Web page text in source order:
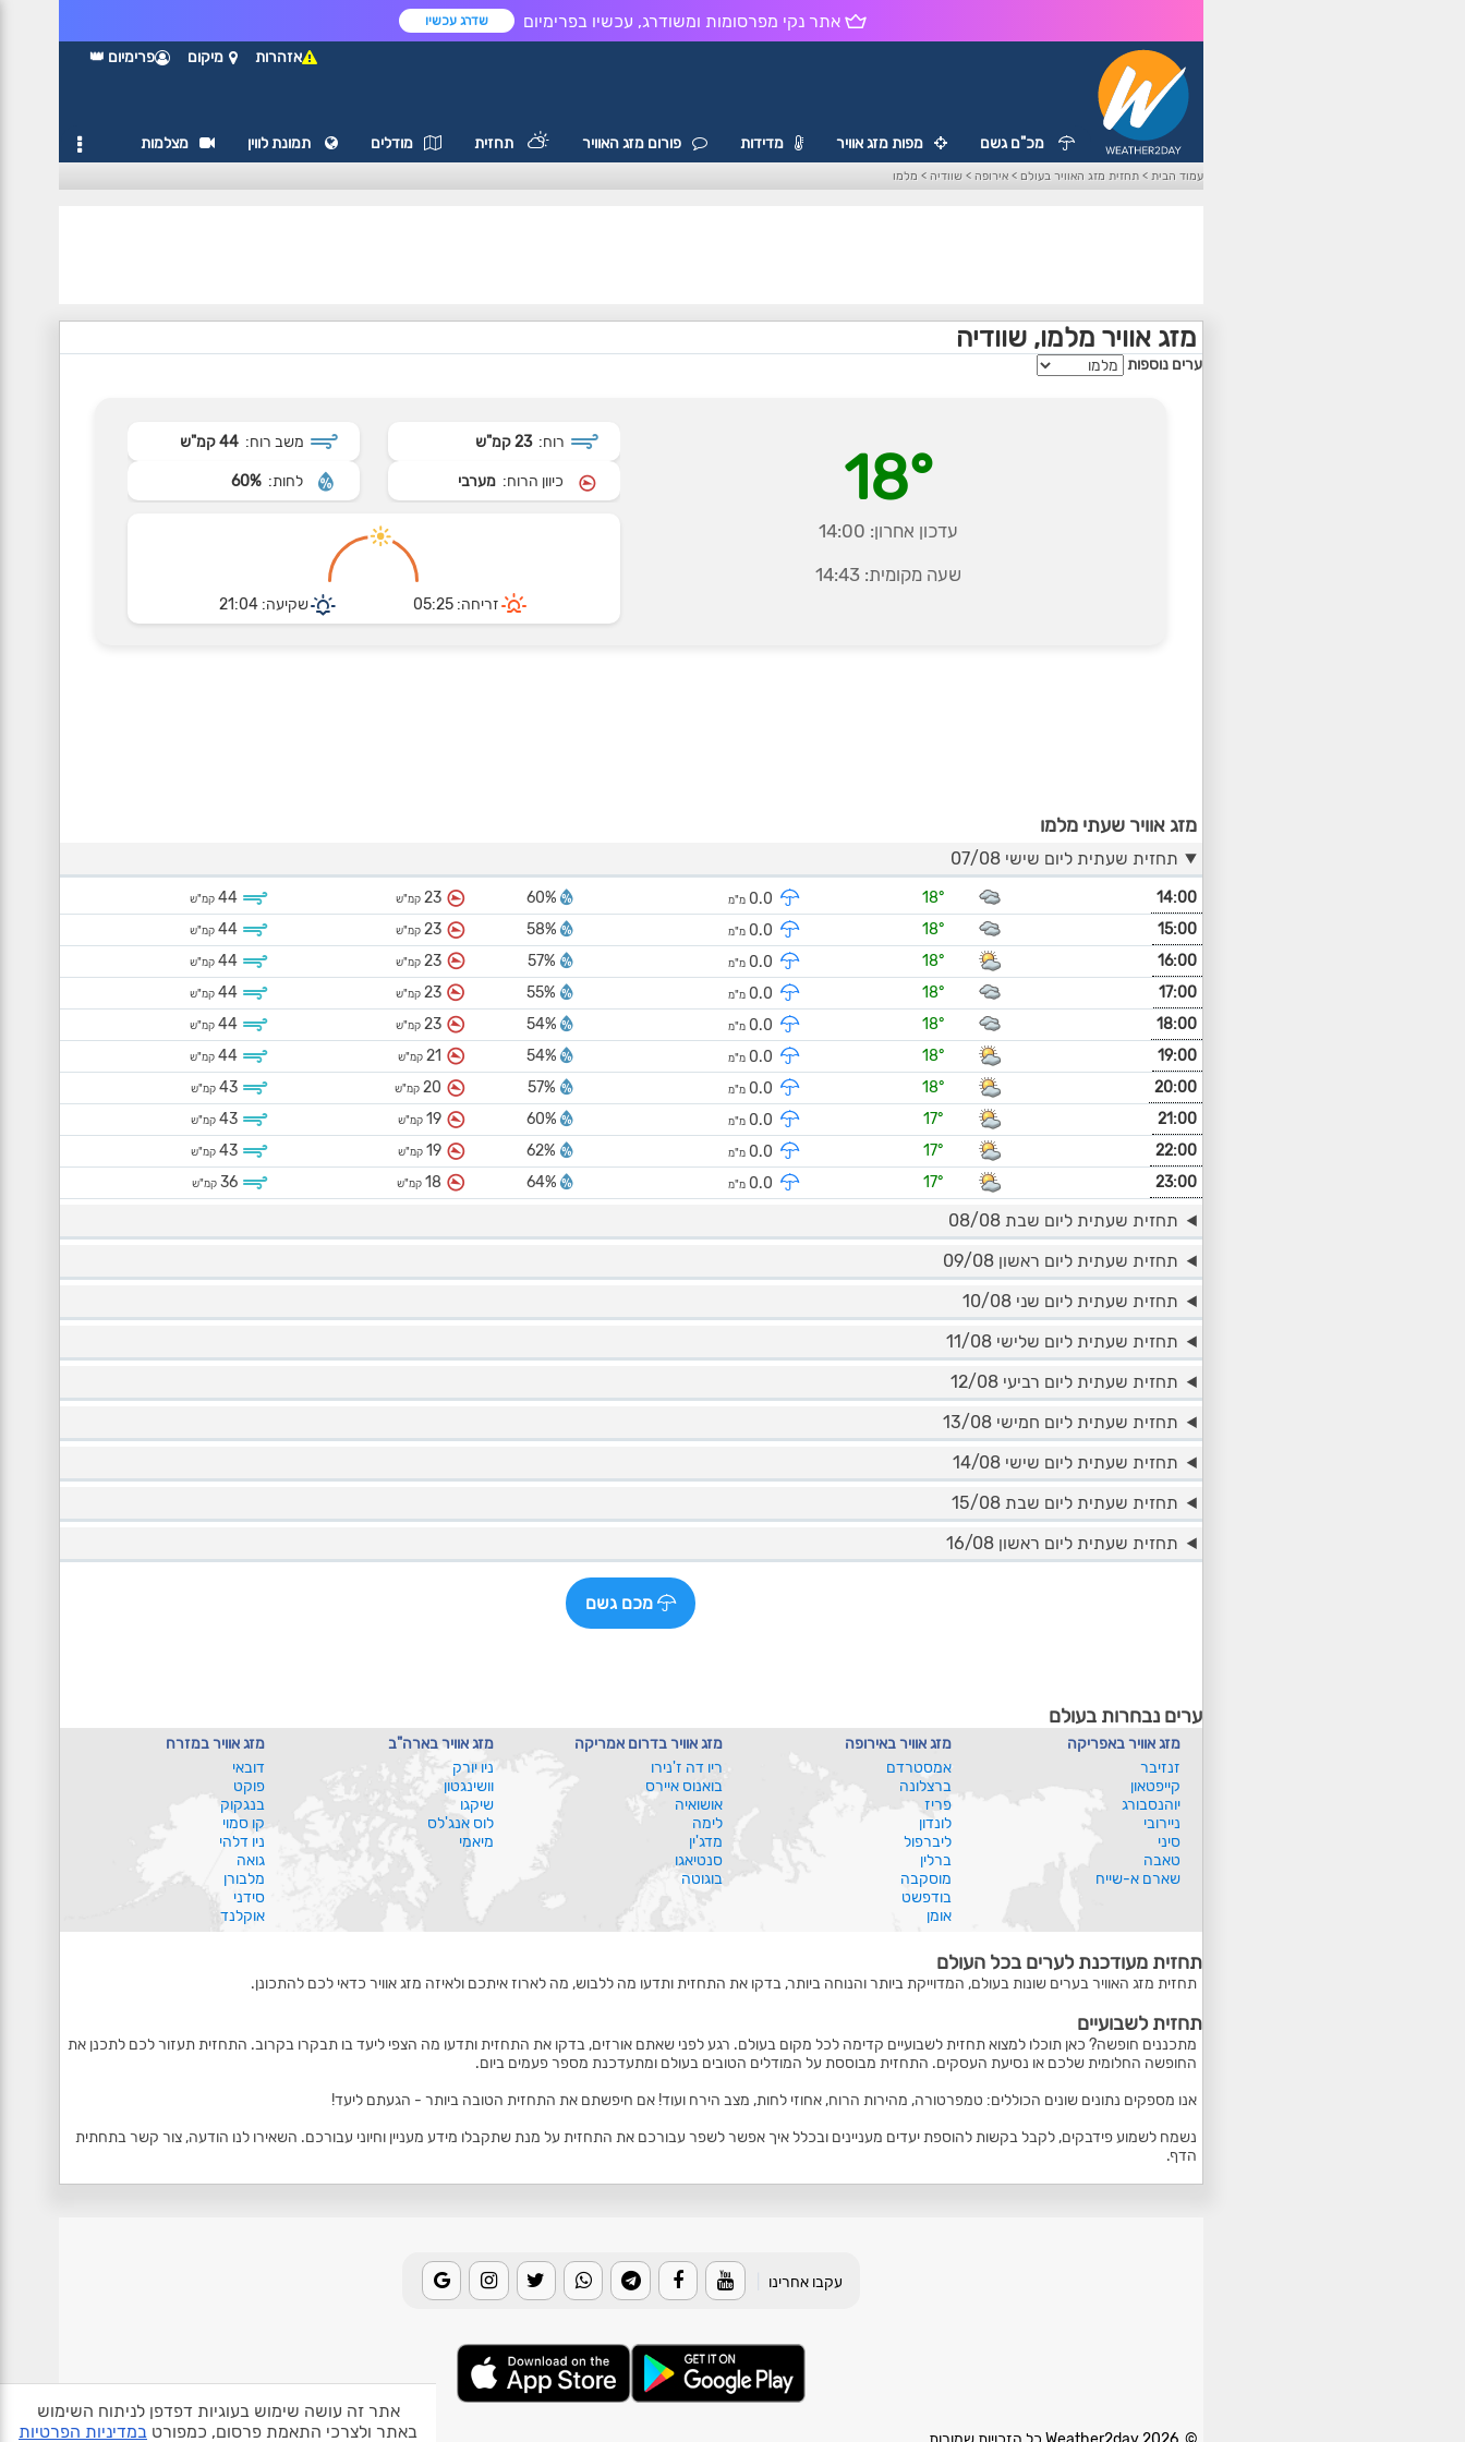
אתר זה עושה שימוש בעוגיות דפדפן לניתוח השימוש
באתר ולצרכי התאמת פרסום, כמפורט במדיניות הפרטיות
אתר נקי מפרסומות ומשודרג, עכשיו בפרימיום שדרג עכשיו
אזהרות מיקום פרימיום 👑
מכ"ם גשם מפות מזג אוויר מדידות פורום מזג האוויר תחזית מודלים תמונת לווין מצלמות
עמוד הבית >תחזית מזג האוויר בעולם >אירופה >שוודיה > מלמו
מזג אוויר מלמו, שוודיה
ערים נוספות
18°
עדכון אחרון: 14:00
שעה מקומית:14:43
רוח: 23 קמ"ש משב רוח: 44 קמ"ש
כיוון הרוח: מערבי לחות: 60%
זריחה: 05:25 שקיעה: 21:04
מזג אוויר שעתי מלמו
תחזית שעתית ליום שישי 07/08
14:00
18° מ"מ 60%
23 קמ"ש 44 קמ"ש
15:00
18° מ"מ 58%
23 קמ"ש 44 קמ"ש
16:00
18° מ"מ 57%
23 קמ"ש 44 קמ"ש
17:00
18° מ"מ 55%
23 קמ"ש 44 קמ"ש
18:00
18° מ"מ 54%
23 קמ"ש 44 קמ"ש
19:00
18° מ"מ 54%
21 קמ"ש 44 קמ"ש
20:00
18° מ"מ 57%
20 קמ"ש 43 קמ"ש
21:00
17° מ"מ 60%
19 קמ"ש 43 קמ"ש
22:00
17° מ"מ 62%
19 קמ"ש 43 קמ"ש
23:00
17° מ"מ 64%
18 קמ"ש 36 קמ"ש
תחזית שעתית ליום שבת 08/08
תחזית שעתית ליום ראשון 09/08
תחזית שעתית ליום שני 10/08
תחזית שעתית ליום שלישי 11/08
תחזית שעתית ליום רביעי 12/08
תחזית שעתית ליום חמישי 13/08
תחזית שעתית ליום שישי 14/08
תחזית שעתית ליום שבת 15/08
תחזית שעתית ליום ראשון 16/08
מכם גשם
ערים נבחרות בעולם
מזג אוויר באפריקה
זנזיבר
קייפטאון
יוהנסבורג
ניירובי
סיני
טאבה
שארם א-שייח
מזג אוויר באירופה
אמסטרדם
ברצלונה
פריז
לונדון
ליברפול
ברלין
מוסקבה
בודפשט
אומן
מזג אוויר בדרום אמריקה
ריו דה ז'נירו
בואנוס איירס
אושואיה
לימה
מדג'ין
סנטיאגו
בוגוטה
מזג אוויר בארה"ב
ניו יורק
וושינגטון
שיקגו
לוס אנג'לס
מיאמי
מזג אוויר במזרח
דובאי
פוקט
בנגקוק
קו סמוי
ניו דלהי
גואה
מלבורן
סידני
אוקלנד
תחזית מעודכנת לערים בכל העולם
תחזית מזג האוויר בערים שונות בעולם, המדוייקת ביותר והנוחה ביותר, בדקו את התחזית ותדעו מה ללבוש, מה לארוז איתכם ולאיזה מזג אוויר כדאי לכם להתכונן.
תחזית לשבועיים
מתכננים חופשה? כאן תוכלו למצוא תחזית לשבועיים קדימה לכל מקום בעולם. רגע לפני שאתם אורזים, בדקו את התחזית ותדעו מה הצפי ליעד בו תבקרו בקרוב. התחזית תעזור לכם לתכנן את
החופשה החלומית שלכם או נסיעת העסקים. התחזית מבוססת על המודלים הטובים בעולם ומתעדכנת מספר פעמים ביום.
אנו מספקים נתונים שונים הכוללים: טמפרטורה, מהירות הרוח, אחוזי לחות, מצב הירח ועוד! אם חיפשתם את התחזית הטובה ביותר - הגעתם ליעד!
נשמח לשמוע פידבקים, לקבל בקשות להוספת יעדים מעניינים ובכלל איך אפשר לשפר עבורכם את התחזית על מנת שתקבלו מידע מעניין וחיוני עבורכם. השאירו לנו הודעה, צור קשר בתחתית
הדף.
עקבו אחרינו